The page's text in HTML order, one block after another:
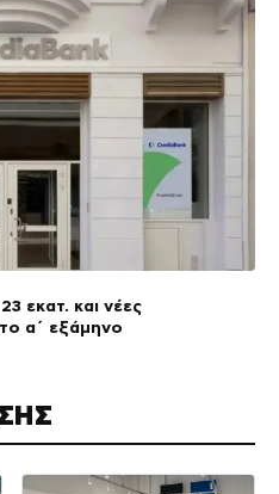
εκατ. και νέες
α΄ εξάμηνο